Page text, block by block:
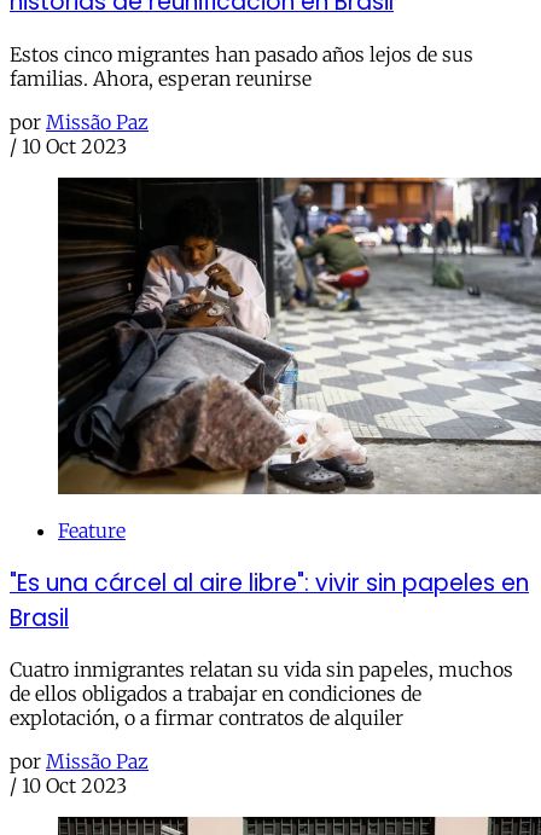
Estos cinco migrantes han pasado años lejos de sus
familias. Ahora, esperan reunirse
por Missão Paz
/ 10 Oct 2023
Feature
"Es una cárcel al aire libre": vivir sin papeles en
Brasil
Cuatro inmigrantes relatan su vida sin papeles, muchos
de ellos obligados a trabajar en condiciones de
explotación, o a firmar contratos de alquiler
por Missão Paz
/ 10 Oct 2023